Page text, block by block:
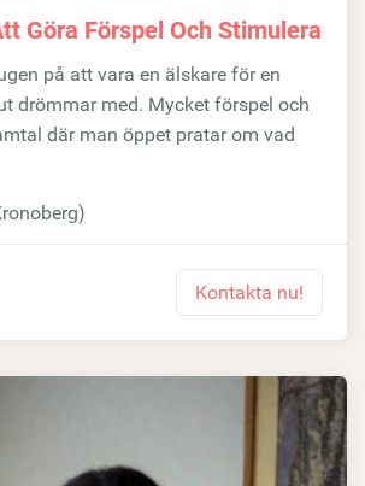
Göra Förspel Och Stimulera
på att vara en älskare för en
drömmar med. Mycket förspel och
där man öppet pratar om vad
Kontakta nu!